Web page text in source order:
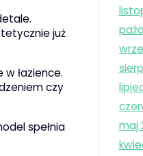
już
łazience.
czy
spełnia
maj